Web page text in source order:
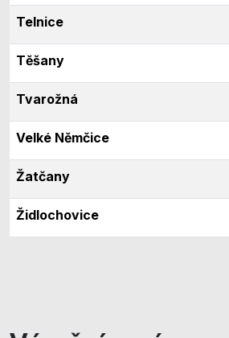
Telnice
Těšany
Tvarožná
Velké Němčice
Žatčany
Židlochovice